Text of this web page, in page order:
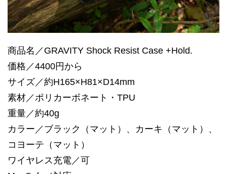
商品名／GRAVITY Shock Resist Case +Hold.
価格／4400円から
サイズ／約H165×H81×D14mm
素材／ポリカーボネート・TPU
重量／約40g
カラー／ブラック（マット）、カーキ（マット）、
コヨーテ（マット）
ワイヤレス充電／可